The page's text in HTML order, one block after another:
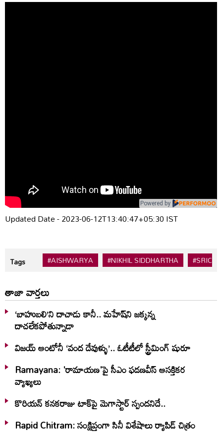
Powered by
Updated Date - 2023-06-12T13:40:47+05:30 IST
Tags #AISHWARYA #NIKHIL SIDDHARTHA
తాజా వార్తలు
‘బాహుబలి’ని దాచాడు కానీ.. మహేష్‌ని జక్కన్న
దాచలేకపోతున్నాడా
విజయ్ ఆంటోనీ ‘వంద దేవుళ్ళు’.. ఓటీటీలో స్ట్రీమింగ్ షురూ
Ramayana: 'రామాయణ'పై సీఎం ఫడణవీస్ ఆసక్తికర
వ్యాఖ్యలు
కొరియన్ కనకరాజు టాక్‌పై మెగాస్టార్ స్పందనిదే..
Rapid Chitram: సంక్షిప్తంగా సినీ విశేషాలు ర్యాపిడ్ చిత్రం